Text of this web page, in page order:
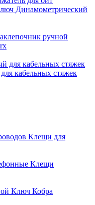
Динамометрический
ручной
кабельных стяжек
Клещи для
Клещи
Ключ Кобра